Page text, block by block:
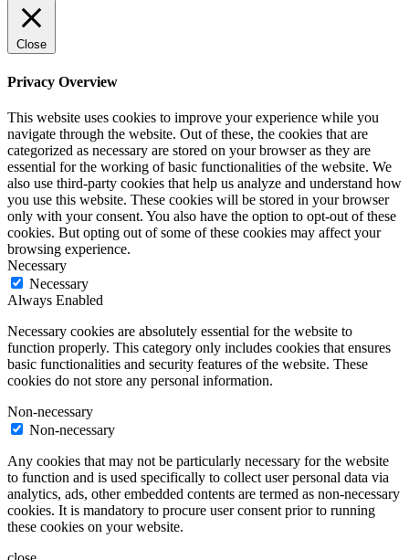
Close
Privacy Overview
This website uses cookies to improve your experience while you
navigate through the website. Out of these, the cookies that are
categorized as necessary are stored on your browser as they are
essential for the working of basic functionalities of the website. We
also use third-party cookies that help us analyze and understand how
you use this website. These cookies will be stored in your browser
only with your consent. You also have the option to opt-out of these
cookies. But opting out of some of these cookies may affect your
browsing experience.
Necessary
Necessary
Always Enabled
Necessary cookies are absolutely essential for the website to
function properly. This category only includes cookies that ensures
basic functionalities and security features of the website. These
cookies do not store any personal information.
Non-necessary
Non-necessary
Any cookies that may not be particularly necessary for the website
to function and is used specifically to collect user personal data via
analytics, ads, other embedded contents are termed as non-necessary
cookies. It is mandatory to procure user consent prior to running
these cookies on your website.